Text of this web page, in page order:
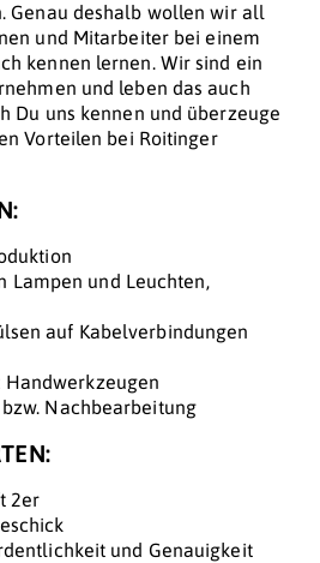
Genau deshalb wollen wir all
und Mitarbeiter bei einem
kennen lernen. Wir sind ein
und leben das auch
Du uns kennen und überzeuge
Vorteilen bei Roitinger
Lampen und Leuchten,
auf Kabelverbindungen
Nachbearbeitung
2er
und Genauigkeit